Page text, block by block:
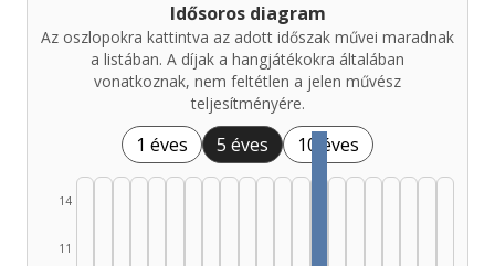
Idősoros diagram
Az oszlopokra kattintva az adott időszak művei maradnak
a listában. A díjak a hangjátékokra általában
vonatkoznak, nem feltétlen a jelen művész
teljesítményére.
1 éves 5 éves 10 éves
11
14